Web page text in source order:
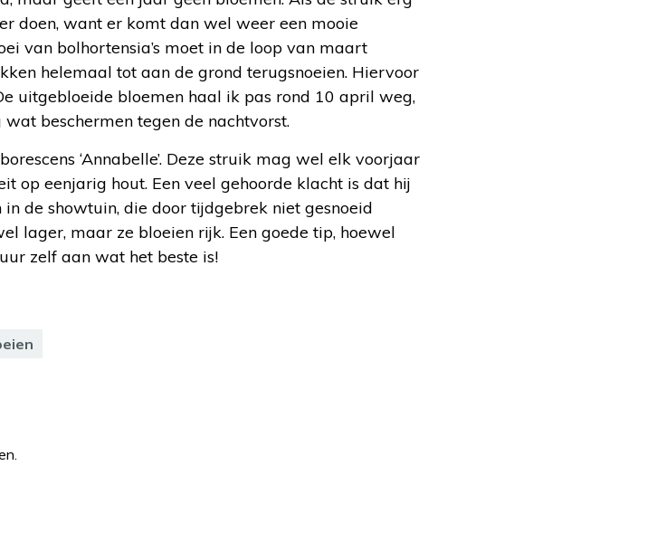
doen, want er komt dan wel weer een mooie
van bolhortensia’s moet in de loop van maart
helemaal tot aan de grond terugsnoeien. Hiervoor
uitgebloeide bloemen haal ik pas rond 10 april weg,
beschermen tegen de nachtvorst.
‘Annabelle’. Deze struik mag wel elk voorjaar
op eenjarig hout. Een veel gehoorde klacht is dat hij
de showtuin, die door tijdgebrek niet gesnoeid
lager, maar ze bloeien rijk. Een goede tip, hoewel
zelf aan wat het beste is!